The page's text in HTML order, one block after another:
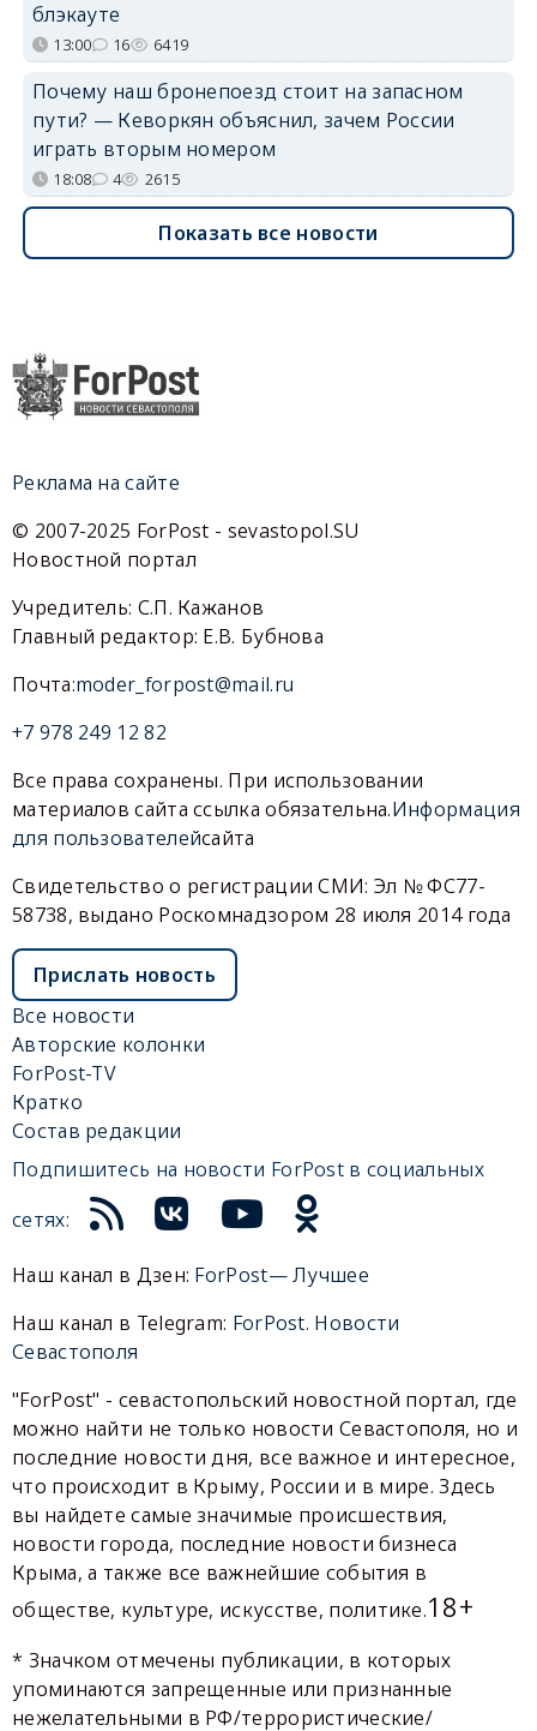
блэкауте
13:00 16 6419
Почему наш бронепоезд стоит на запасном
пути? — Кеворкян объяснил, зачем России
играть вторым номером
18:08 4 2615
Показать все новости
Реклама на сайте
© 2007-2025 ForPost - sevastopol.SU
Новостной портал
Учредитель: С.П. Кажанов
Главный редактор: Е.В. Бубнова
Почта:moder_forpost@mail.ru
+7 978 249 12 82
Все права сохранены. При использовании
материалов сайта ссылка обязательна.Информация
для пользователейсайта
Свидетельство о регистрации СМИ: Эл № ФС77-
58738, выдано Роскомнадзором 28 июля 2014 года
Прислать новость
Все новости
Авторские колонки
ForPost-TV
Кратко
Состав редакции
Подпишитесь на новости ForPost в социальных
сетях:
Наш канал в Дзен: ForPost— Лучшее
Наш канал в Telegram: ForPost. Новости
Севастополя
"ForPost" - севастопольский новостной портал, где
можно найти не только новости Севастополя, но и
последние новости дня, все важное и интересное,
что происходит в Крыму, России и в мире. Здесь
вы найдете самые значимые происшествия,
новости города, последние новости бизнеса
Крыма, а также все важнейшие события в
обществе, культуре, искусстве, политике.18+
* Значком отмечены публикации, в которых
упоминаются запрещенные или признанные
нежелательными в РФ/террористические/